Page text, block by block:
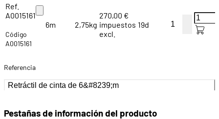
Ref.
A0015161
Código
A0015161
6m 2,75kg
270,00 €
impuestos
excl.
19d
Referencia
Retráctil de cinta de 6&#8239;m
Pestañas de información del producto